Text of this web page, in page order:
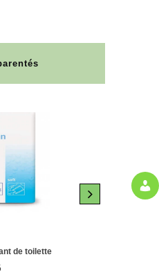
de toilette